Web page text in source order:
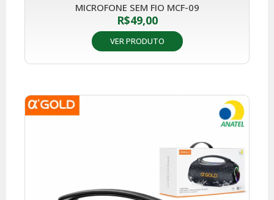
MICROFONE SEM FIO MCF-09
R$49,00
VER PRODUTO